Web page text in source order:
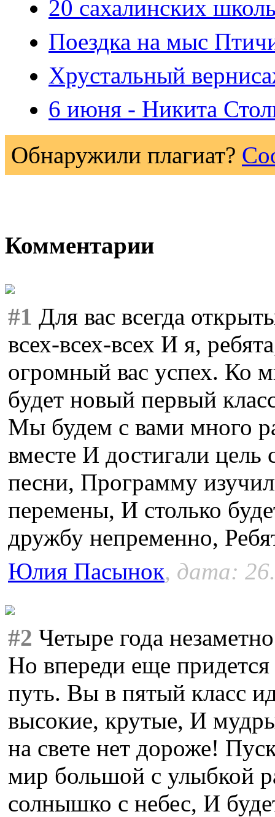
20 сахалинских
Поездка на мыс
Хрустальный
6 июня - Никита
Обнаружили плагиат?
Комментарии
#1 Для вас всегда
всех-всех-всех И я,
огромный вас успех. Ко
будет новый первый
Мы будем с вами много
вместе И достигали
песни, Программу
перемены, И столько
дружбу непременно,
Юлия Пасынок, дата:
#2 Четыре года
Но впереди еще
путь. Вы в пятый класс
высокие, крутые, И
на свете нет дороже!
мир большой с улыбкой
солнышко с небес, И